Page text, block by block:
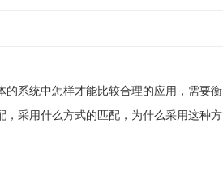
系统中怎样才能比较合理的应用，需要衡
采用什么方式的匹配，为什么采用这种方